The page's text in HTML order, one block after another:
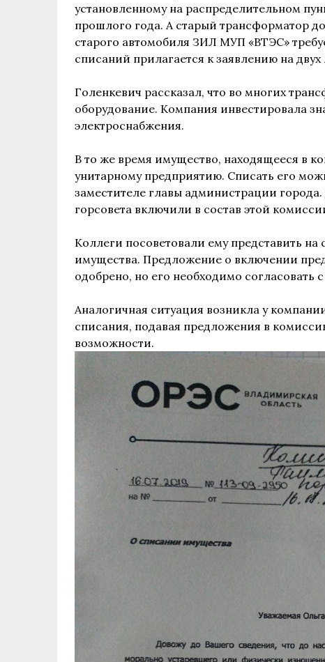
установленному на распределительном
прошлого года. А старый трансформатор
старого автомобиля ЗИЛ МУП «ВТЭС»
списаний прилагается к заявлению на двух
Голенкевич рассказал, что во многих
оборудование. Компания инвестировала
электроснабжения.
В то же время имущество, находящееся в
унитарному предприятию. Списать его
заместителе главы администрации
горсовета включили в состав этой
Коллеги посоветовали ему представить
имущества. Предложение о включении
одобрено, но его необходимо согласовать
Аналогичная ситуация возникла у
списания, подавая предложения в
возможности.